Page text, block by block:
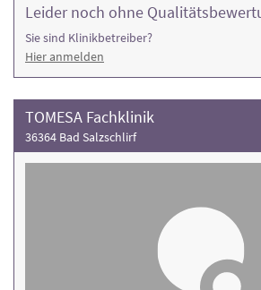
Leider noch ohne
Sie sind Klinikbetreiber?
Hier anmelden
TOMESA Fachklinik
36364 Bad Salzschlirf